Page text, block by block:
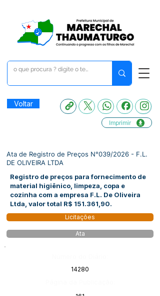
Voltar
Imprimir
Ata de Registro de Preços N°039/2026 - F.L.
DE OLIVEIRA LTDA
Registro de preços para fornecimento de
material higiênico, limpeza, copa e
cozinha com a empresa F.L. De Oliveira
Ltda, valor total R$ 151.361,90.
Licitações
Ata
14280